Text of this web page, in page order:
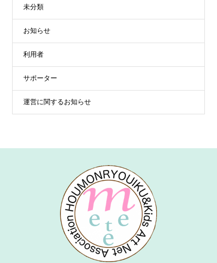
未分類
お知らせ
利用者
サポーター
運営に関するお知らせ